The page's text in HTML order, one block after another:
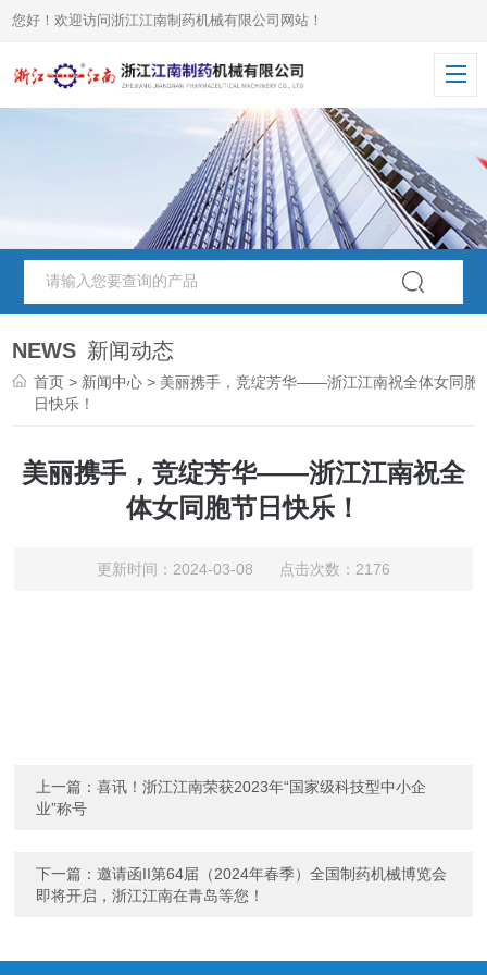
您好！欢迎访问浙江江南制药机械有限公司网站！
NEWS 新闻动态
首页 > 新闻中心 > 美丽携手，竞绽芳华——浙江江南祝全体女同胞
日快乐！
美丽携手，竞绽芳华——浙江江南祝全
体女同胞节日快乐！
更新时间：2024-03-08 点击次数：2176
上一篇：喜讯！浙江江南荣获2023年“国家级科技型中小企
业”称号
下一篇：邀请函II第64届（2024年春季）全国制药机械博览会
即将开启，浙江江南在青岛等您！